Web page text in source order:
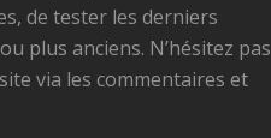
de tester les derniers
plus anciens. N’hésitez pas
via les commentaires et